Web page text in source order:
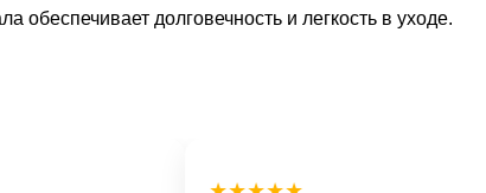
обеспечивает долговечность и легкость в уходе.